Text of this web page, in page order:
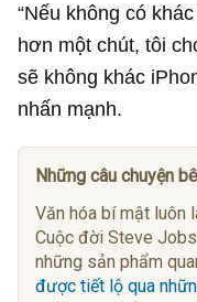
“Nếu không có
hơn một chút, tôi
sẽ không khác
nhấn mạnh.
Những câu chuyện
Văn hóa bí mật luôn
Cuộc đời Steve
những sản phẩm
được tiết lộ qua